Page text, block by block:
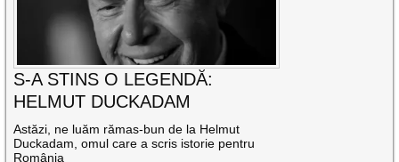
S-A STINS O LEGENDĂ:
HELMUT DUCKADAM
Astăzi, ne luăm rămas-bun de la Helmut
Duckadam, omul care a scris istorie pentru
România